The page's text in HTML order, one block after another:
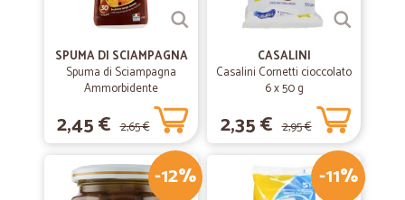
SPUMA DI SCIAMPAGNA
Spuma di Sciampagna
Ammorbidente
Concentrato Carezza
d'Argan 600 ml
2,45 € 2,65 €
CASALINI
Casalini Cornetti cioccolato
6 x 50 g
2,35 € 2,95 €
-12% -11%